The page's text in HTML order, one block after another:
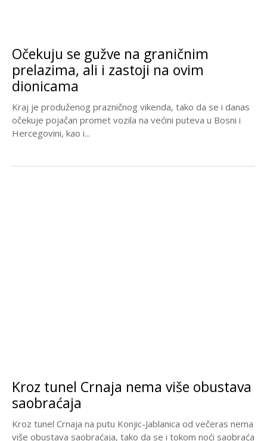
Očekuju se gužve na graničnim
prelazima, ali i zastoji na ovim
dionicama
Kraj je produženog prazničnog vikenda, tako da se i danas
očekuje pojačan promet vozila na većini puteva u Bosni i
Hercegovini, kao i...
Kroz tunel Crnaja nema više obustava
saobraćaja
Kroz tunel Crnaja na putu Konjic-Jablanica od večeras nema
više obustava saobraćaja, tako da se i tokom noći saobraća